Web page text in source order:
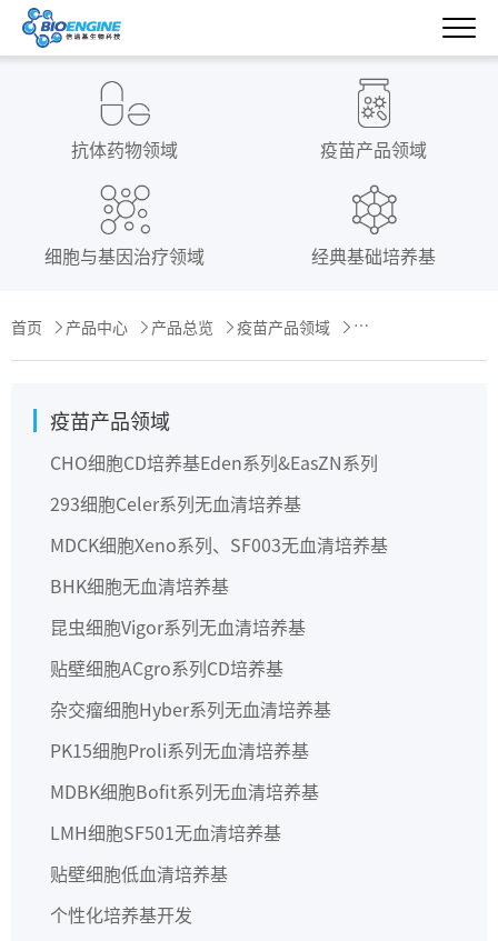
抗体药物领域 疫苗产品领域
细胞与基因治疗领域 经典基础培养基
首页 产品中心 产品总览 疫苗产品领域 贴壁细胞
疫苗产品领域
CHO细胞CD培养基Eden系列&EasZN系列
293细胞Celer系列无血清培养基
MDCK细胞Xeno系列、SF003无血清培养基
BHK细胞无血清培养基
昆虫细胞Vigor系列无血清培养基
贴壁细胞ACgro系列CD培养基
杂交瘤细胞Hyber系列无血清培养基
PK15细胞Proli系列无血清培养基
MDBK细胞Bofit系列无血清培养基
LMH细胞SF501无血清培养基
贴壁细胞低血清培养基
个性化培养基开发